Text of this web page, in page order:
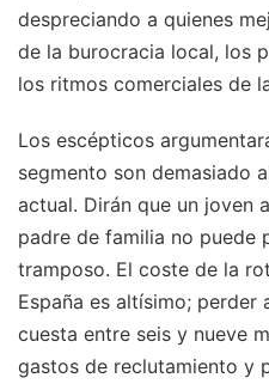
despreciando a quienes
de la burocracia local, los
los ritmos comerciales de
Los escépticos
segmento son demasiado
actual. Dirán que un joven
padre de familia no puede
tramposo. El coste de la
España es altísimo; perder
cuesta entre seis y nueve
gastos de reclutamiento y